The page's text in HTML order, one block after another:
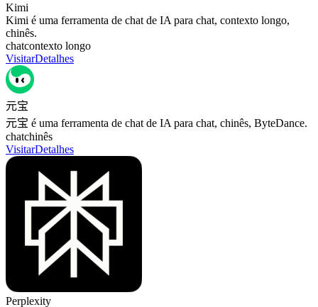
Kimi
Kimi é uma ferramenta de chat de IA para chat, contexto longo,
chinês.
chatcontexto longo
VisitarDetalhes
元宝
元宝 é uma ferramenta de chat de IA para chat, chinês, ByteDance.
chatchinês
VisitarDetalhes
Perplexity